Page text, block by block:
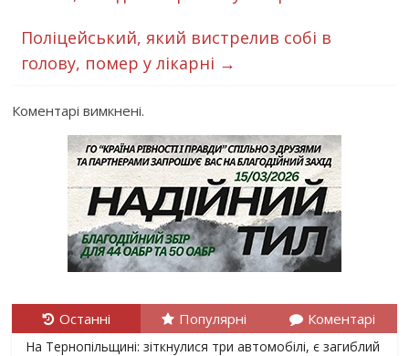
Поліцейський, який вистрелив собі в
голову, помер у лікарні →
Коментарі вимкнені.
Останні Популярні Коментарі
На Тернопільщині: зіткнулися три автомобілі, є загиблий